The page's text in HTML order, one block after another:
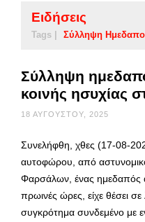
Ειδήσεις
Tags | Σύλληψη
Σύλληψη
κοινής ησυχίας
18 ΑΥΓΟΎΣΤΟΥ, 2025
Συνελήφθη, χθες (17-08-
αυτοφώρου, από
Φαρσάλων, ένας ημεδαπός
πρωινές ώρες, είχε θέσει σε
συγκρότημα συνδεμένο με